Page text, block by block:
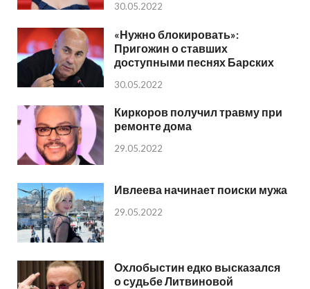
30.05.2022
«Нужно блокировать»:
Пригожин о ставших
доступными песнях Барских
30.05.2022
Киркоров получил травму при
ремонте дома
29.05.2022
Ивлеева начинает поиски мужа
29.05.2022
Охлобыстин едко высказался
о судьбе Литвиновой